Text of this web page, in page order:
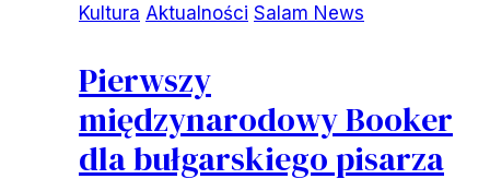
Kultura Aktualności Salam News
Pierwszy
międzynarodowy Booker
dla bułgarskiego pisarza